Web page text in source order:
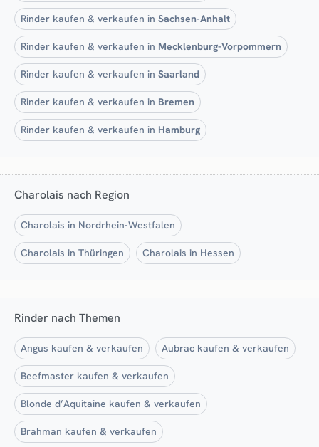
Rinder kaufen & verkaufen in Sachsen-Anhalt
Rinder kaufen & verkaufen in Mecklenburg-Vorpommern
Rinder kaufen & verkaufen in Saarland
Rinder kaufen & verkaufen in Bremen
Rinder kaufen & verkaufen in Hamburg
Charolais nach Region
Charolais in Nordrhein-Westfalen
Charolais in Thüringen Charolais in Hessen
Rinder nach Themen
Angus kaufen & verkaufen Aubrac kaufen & verkaufen
Beefmaster kaufen & verkaufen
Blonde d’Aquitaine kaufen & verkaufen
Brahman kaufen & verkaufen